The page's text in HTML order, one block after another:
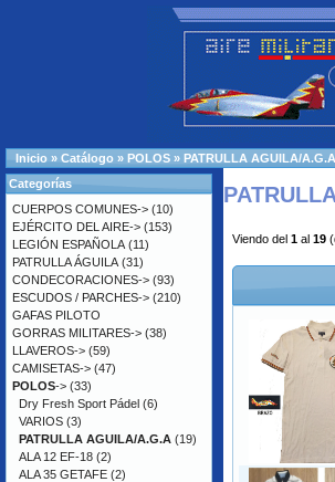
Inicio » Catálogo » POLOS » PATRULLA AGUILA/A.G.A
Viendo del 1 al 19
Categorías
CUERPOS COMUNES-> (10)
EJÉRCITO DEL AIRE-> (153)
LEGIÓN ESPAÑOLA (11)
PATRULLA ÁGUILA (31)
CONDECORACIONES-> (93)
ESCUDOS / PARCHES-> (210)
GAFAS PILOTO
GORRAS MILITARES-> (38)
LLAVEROS-> (59)
CAMISETAS-> (47)
POLOS-> (33)
Dry Fresh Sport Pádel (6)
VARIOS (3)
PATRULLA AGUILA/A.G.A (19)
ALA 12 EF-18 (2)
ALA 35 GETAFE (2)